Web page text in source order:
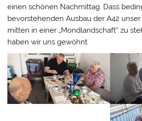
einen schönen Nachmittag. Dass
bevorstehenden Ausbau der A42
mitten in einer „Mondlandschaft“ zu
haben wir uns gewöhnt